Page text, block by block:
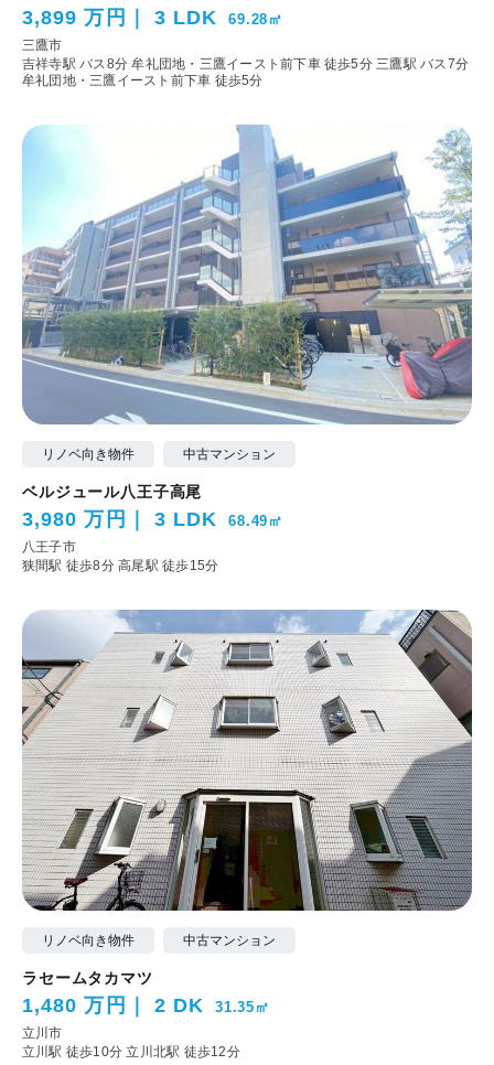
3,899 万円 3 LDK 69.28㎡
三鷹市
吉祥寺駅 バス8分 牟礼団地・三鷹イースト前下車 徒歩5分 三鷹駅 バス7分
牟礼団地・三鷹イースト前下車 徒歩5分
リノベ向き物件 中古マンション
ベルジュール八王子高尾
3,980 万円 3 LDK 68.49㎡
八王子市
狭間駅 徒歩8分高尾駅 徒歩15分
リノベ向き物件 中古マンション
ラセームタカマツ
1,480 万円 2 DK 31.35㎡
立川市
立川駅 徒歩10分立川北駅 徒歩12分